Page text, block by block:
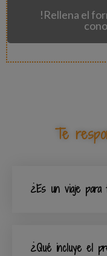
!Rellena el
Te
¿Es un viaje para
¿Qué incluye el